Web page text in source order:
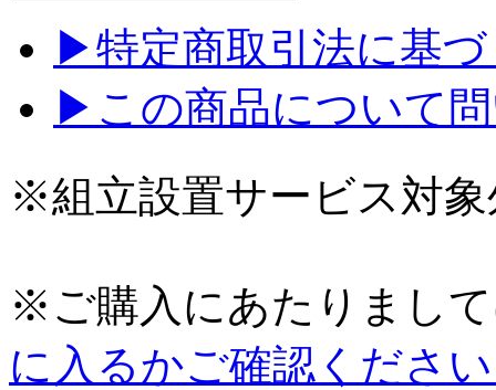
▶特定商取引法に基
▶この商品について
※組立設置サービス対象
※ご購入にあたりまし
に入るかご確認くださ